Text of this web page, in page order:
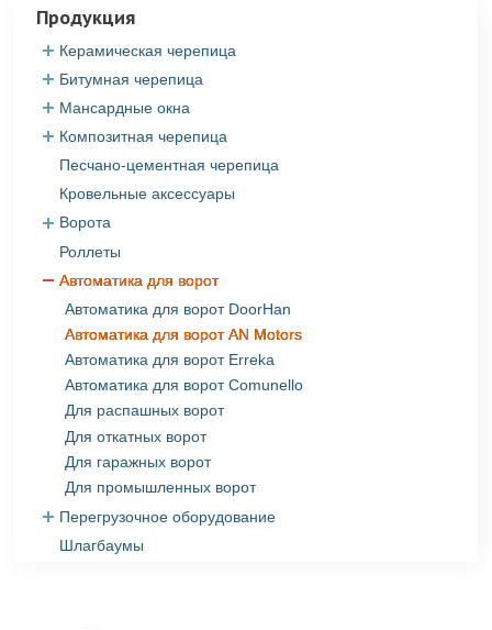
Продукция
Керамическая черепица
Керамическая черепица Roben
Керамическая черепица Creaton
Керамическая черепица Tondach
Керамическая черепица Jacobi
Битумная черепица
Битумная черепица Gaf
Битумная черепица Katepal
Битумная черепица Shinglas
Битумная черепица CertainTeed
Мансардные окна
Мансардные окна Fakro
Композитная черепица
Композитная черепица Evertile
Песчано-цементная черепица
Кровельные аксессуары
Ворота
Ворота Alutech
Ворота DoorHan
Ворота Hormann
Ворота Kruzik
Распашные ворота
Откатные ворота
Гаражные ворота
Промышленные ворота
Рулонные ворота
Роллеты
Автоматика для ворот
Автоматика для ворот DoorHan
Автоматика для ворот AN Motors
Автоматика для ворот Erreka
Автоматика для ворот Comunello
Для распашных ворот
Для откатных ворот
Для гаражных ворот
Для промышленных ворот
Перегрузочное оборудование
Перегрузочное оборудование Hormann
Шлагбаумы